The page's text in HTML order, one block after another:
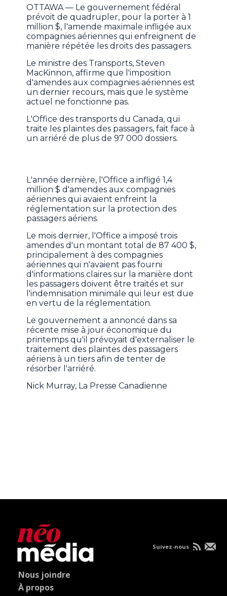
OTTAWA — Le gouvernement fédéral
prévoit de quadrupler, pour la porter à 1
million $, l'amende maximale infligée aux
compagnies aériennes qui enfreignent de
manière répétée les droits des passagers.
Le ministre des Transports, Steven
MacKinnon, affirme que l'imposition
d'amendes aux compagnies aériennes est
un dernier recours, mais que le système
actuel ne fonctionne pas.
L'Office des transports du Canada, qui
traite les plaintes des passagers, fait face à
un arriéré de plus de 97 000 dossiers.
L'année dernière, l'Office a infligé 1,4
million $ d'amendes aux compagnies
aériennes qui avaient enfreint la
réglementation sur la protection des
passagers aériens.
Le mois dernier, l'Office a imposé trois
amendes d'un montant total de 87 400 $,
principalement à des compagnies
aériennes qui n'avaient pas fourni
d'informations claires sur la manière dont
les passagers doivent être traités et sur
l'indemnisation minimale qui leur est due
en vertu de la réglementation.
Le gouvernement a annoncé dans sa
récente mise à jour économique du
printemps qu'il prévoyait d'externaliser le
traitement des plaintes des passagers
aériens à un tiers afin de tenter de
résorber l'arriéré.
Nick Murray, La Presse Canadienne
Nous joindre
À propos
Suivez-nous